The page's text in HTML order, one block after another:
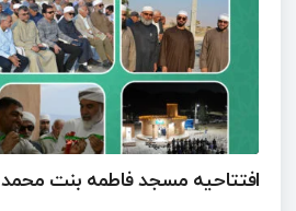
افتتاحیه مسجد فاطمه بنت محمد